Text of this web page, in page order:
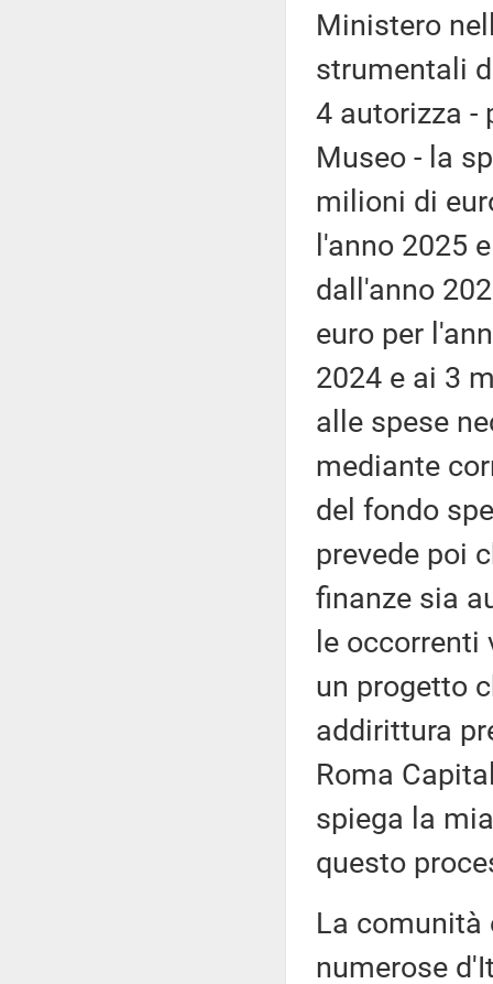
Ministero
strumentali
4 autorizza -
Museo - la
milioni di
l'anno 2025
dall'anno
euro per
2024 e ai 3
alle spese
mediante
del fondo
prevede poi
finanze sia
le
un progetto
addirittura
Roma
spiega la
questo
La comunità
numerose